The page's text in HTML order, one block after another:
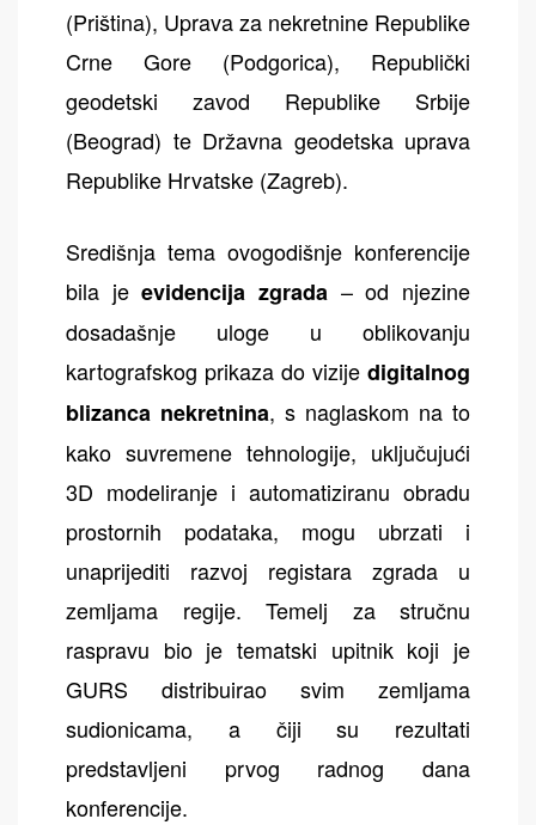
(Priština), Uprava za nekretnine Republike
Crne Gore (Podgorica), Republički
geodetski zavod Republike Srbije
(Beograd) te Državna geodetska uprava
Republike Hrvatske (Zagreb).
Središnja tema ovogodišnje konferencije
bila jeevidencija zgrada – od njezine
dosadašnje uloge u oblikovanju
kartografskog prikaza do vizije digitalnog
blizanca nekretnina, s naglaskom na to
kako suvremene tehnologije, uključujući
3D modeliranje i automatiziranu obradu
prostornih podataka, mogu ubrzati i
unaprijediti razvoj registara zgrada u
zemljama regije. Temelj za stručnu
raspravu bio je tematski upitnik koji je
GURS distribuirao svim zemljama
sudionicama, a čiji su rezultati
predstavljeni prvog radnog dana
konferencije.